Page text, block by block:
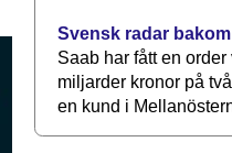
Svensk radar
Saab har fått en order
miljarder kronor på
en kund i